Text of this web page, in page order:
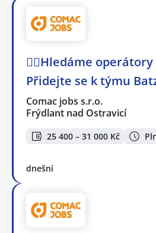
🕵️‍♂️Hledáme operátory
Přidejte se k týmu
Comac jobs s.r.o.
Frýdlant nad Ostravicí
25 400 – 31 000 Kč
dnešní